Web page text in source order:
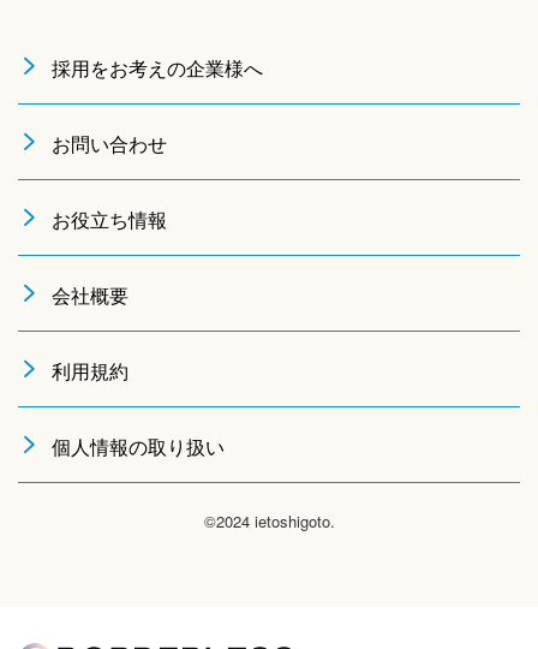
採用をお考えの企業様へ
お問い合わせ
お役立ち情報
会社概要
利用規約
個人情報の取り扱い
©2024 ietoshigoto.